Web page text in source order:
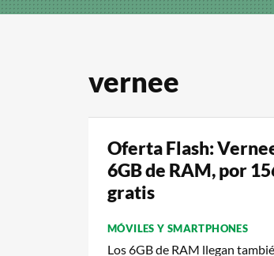
vernee
Oferta Flash:
6GB de RAM, por
gratis
MÓVILES Y SMARTPHONES
Los 6GB de RAM llegan